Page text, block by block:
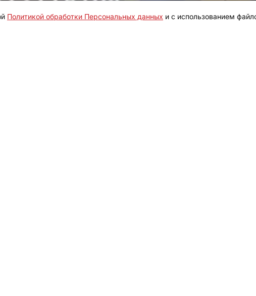
Политикой обработки Персональных данных и с использованием